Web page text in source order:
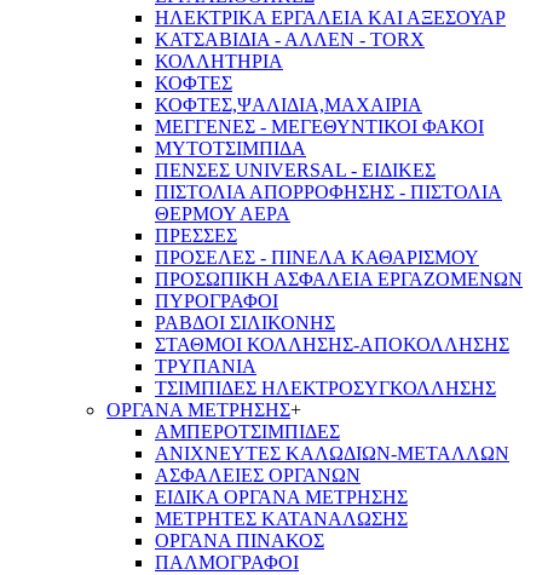
ΗΛΕΚΤΡΙΚΑ ΕΡΓΑΛΕΙΑ ΚΑΙ ΑΞΕΣΟΥΑΡ
ΚΑΤΣΑΒΙΔΙΑ - ΑΛΛΕΝ - TORX
ΚΟΛΛΗΤΗΡΙΑ
ΚΟΦΤΕΣ
ΚΟΦΤΕΣ,ΨΑΛΙΔΙΑ,ΜΑΧΑΙΡΙΑ
ΜΕΓΓΕΝΕΣ - ΜΕΓΕΘΥΝΤΙΚΟΙ ΦΑΚΟΙ
ΜΥΤΟΤΣΙΜΠΙΔΑ
ΠΕΝΣΕΣ UNIVERSAL - ΕΙΔΙΚΕΣ
ΠΙΣΤΟΛΙΑ ΑΠΟΡΡΟΦΗΣΗΣ - ΠΙΣΤΟΛΙΑ
ΘΕΡΜΟΥ ΑΕΡΑ
ΠΡΕΣΣΕΣ
ΠΡΟΣΕΛΕΣ - ΠΙΝΕΛΑ ΚΑΘΑΡΙΣΜΟΥ
ΠΡΟΣΩΠΙΚΗ ΑΣΦΑΛΕΙΑ ΕΡΓΑΖΟΜΕΝΩΝ
ΠΥΡΟΓΡΑΦΟΙ
ΡΑΒΔΟΙ ΣΙΛΙΚΟΝΗΣ
ΣΤΑΘΜΟΙ ΚΟΛΛΗΣΗΣ-ΑΠΟΚΟΛΛΗΣΗΣ
ΤΡΥΠΑΝΙΑ
ΤΣΙΜΠΙΔΕΣ ΗΛΕΚΤΡΟΣΥΓΚΟΛΛΗΣΗΣ
ΟΡΓΑΝΑ ΜΕΤΡΗΣΗΣ+
ΑΜΠΕΡΟΤΣΙΜΠΙΔΕΣ
ΑΝΙΧΝΕΥΤΕΣ ΚΑΛΩΔΙΩΝ-ΜΕΤΑΛΛΩΝ
ΑΣΦΑΛΕΙΕΣ ΟΡΓΑΝΩΝ
ΕΙΔΙΚΑ ΟΡΓΑΝΑ ΜΕΤΡΗΣΗΣ
ΜΕΤΡΗΤΕΣ ΚΑΤΑΝΑΛΩΣΗΣ
ΟΡΓΑΝΑ ΠΙΝΑΚΟΣ
ΠΑΛΜΟΓΡΑΦΟΙ